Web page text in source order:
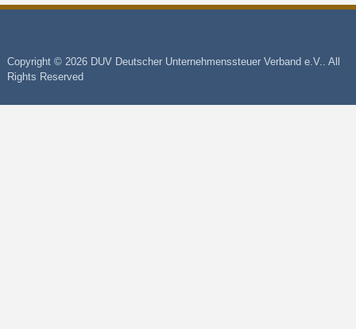
Copyright © 2026 DUV Deutscher Unternehmenssteuer Verband e.V.. All
Rights Reserved